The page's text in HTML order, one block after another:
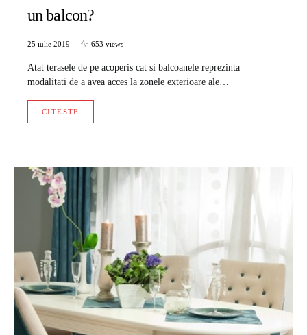
un balcon?
25 iulie 2019 653 views
Atat terasele de pe acoperis cat si balcoanele reprezinta
modalitati de a avea acces la zonele exterioare ale…
CITESTE